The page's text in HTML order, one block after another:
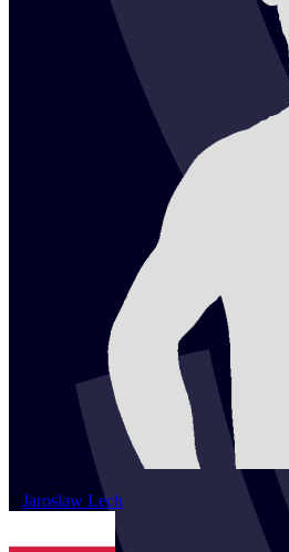
1 Jaroslaw Lech